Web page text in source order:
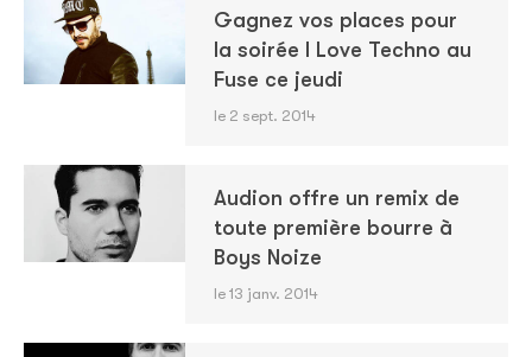
Gagnez vos places pour
la soirée I Love Techno au
Fuse ce jeudi
le 2 sept. 2014
Audion offre un remix de
toute première bourre à
Boys Noize
le 13 janv. 2014